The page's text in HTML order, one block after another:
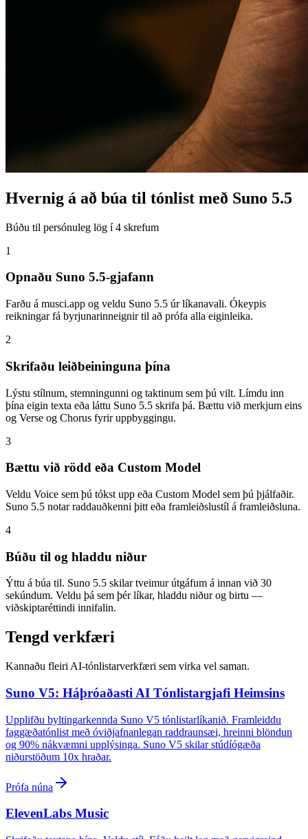
Hvernig á að búa til tónlist með Suno 5.5
Búðu til persónuleg lög í 4 skrefum
1
Opnaðu Suno 5.5-gjafann
Farðu á musci.app og veldu Suno 5.5 úr líkanavali. Ókeypis
reikningar fá byrjunarinneignir til að prófa alla eiginleika.
2
Skrifaðu leiðbeininguna þína
Lýstu stílnum, stemningunni og taktinum sem þú vilt. Límdu inn
þína eigin texta eða láttu Suno 5.5 skrifa þá. Bættu við merkjum eins
og Verse og Chorus fyrir uppbyggingu.
3
Bættu við rödd eða Custom Model
Veldu Voice sem þú tókst upp eða Custom Model sem þú þjálfaðir.
Suno 5.5 notar raddauðkenni þitt eða framleiðslustíl á framleiðsluna.
4
Búðu til og hladdu niður
Ýttu á búa til. Suno 5.5 skilar tveimur útgáfum á innan við 30
sekúndum. Veldu þá sem þér líkar, hladdu niður og birtu —
viðskiptaréttindi innifalin.
Tengd verkfæri
Kannaðu fleiri AI-tónlistarverkfæri sem virka vel saman.
Suno V5: Háþróaðasti AI Tónlistargjafi Heimsins
Upplifðu byltingarkennda Suno V5 tónlistarlíkanið. Framleiddu
faggæðatónlist með óviðjafnanlegan raddraunsæi, hreinni blöndun
og 90% nákvæmni upplýsinga. Suno V5 skilar stúdíógæða
niðurstöðum 10x hraðar.
Prófa núna
ElevenLabs Music